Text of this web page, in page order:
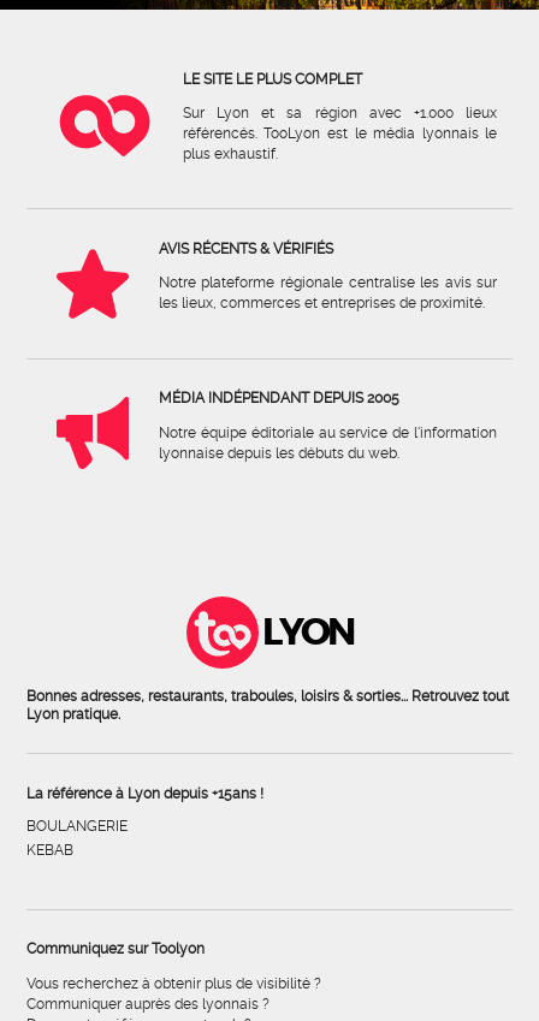
LE SITE LE PLUS COMPLET
Sur Lyon et sa région avec +1.000 lieux
référencés. TooLyon est le média lyonnais le
plus exhaustif.
AVIS RÉCENTS & VÉRIFIÉS
Notre plateforme régionale centralise les avis sur
les lieux, commerces et entreprises de proximité.
MÉDIA INDÉPENDANT DEPUIS 2005
Notre équipe éditoriale au service de l'information
lyonnaise depuis les débuts du web.
LYON
Bonnes adresses, restaurants, traboules, loisirs & sorties... Retrouvez tout
Lyon pratique.
La référence à Lyon depuis +15ans !
BOULANGERIE
KEBAB
Communiquez sur Toolyon
Vous recherchez à obtenir plus de visibilité ?
Communiquer auprès des lyonnais ?